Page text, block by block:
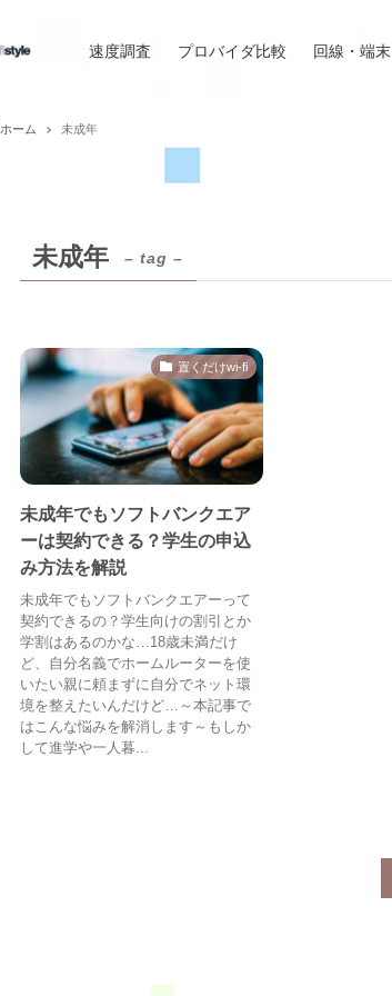
速度調査 プロバイダ比較 回線・端末
ホーム 未成年
未成年 – tag –
置くだけwi-fi
未成年でもソフトバンクエア
ーは契約できる？学生の申込
み方法を解説
未成年でもソフトバンクエアーって
契約できるの？学生向けの割引とか
学割はあるのかな…18歳未満だけ
ど、自分名義でホームルーターを使
いたい親に頼まずに自分でネット環
境を整えたいんだけど…～本記事で
はこんな悩みを解消します～もしか
して進学や一人暮...